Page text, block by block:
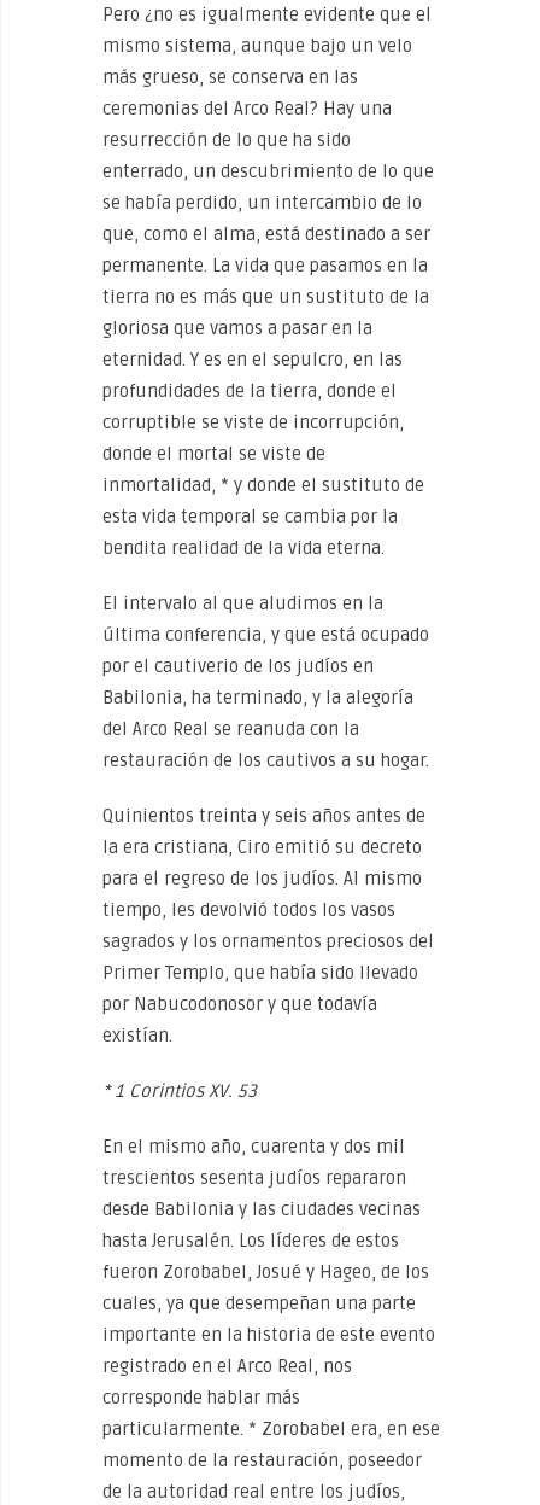
Pero ¿no es igualmente evidente que el
mismo sistema, aunque bajo un velo
más grueso, se conserva en las
ceremonias del Arco Real? Hay una
resurrección de lo que ha sido
enterrado, un descubrimiento de lo que
se había perdido, un intercambio de lo
que, como el alma, está destinado a ser
permanente. La vida que pasamos en la
tierra no es más que un sustituto de la
gloriosa que vamos a pasar en la
eternidad. Y es en el sepulcro, en las
profundidades de la tierra, donde el
corruptible se viste de incorrupción,
donde el mortal se viste de
inmortalidad, * y donde el sustituto de
esta vida temporal se cambia por la
bendita realidad de la vida eterna.
El intervalo al que aludimos en la
última conferencia, y que está ocupado
por el cautiverio de los judíos en
Babilonia, ha terminado, y la alegoría
del Arco Real se reanuda con la
restauración de los cautivos a su hogar.
Quinientos treinta y seis años antes de
la era cristiana, Ciro emitió su decreto
para el regreso de los judíos. Al mismo
tiempo, les devolvió todos los vasos
sagrados y los ornamentos preciosos del
Primer Templo, que había sido llevado
por Nabucodonosor y que todavía
existían.
* 1 Corintios XV. 53
En el mismo año, cuarenta y dos mil
trescientos sesenta judíos repararon
desde Babilonia y las ciudades vecinas
hasta Jerusalén. Los líderes de estos
fueron Zorobabel, Josué y Hageo, de los
cuales, ya que desempeñan una parte
importante en la historia de este evento
registrado en el Arco Real, nos
corresponde hablar más
particularmente. * Zorobabel era, en ese
momento de la restauración, poseedor
de la autoridad real entre los judíos,